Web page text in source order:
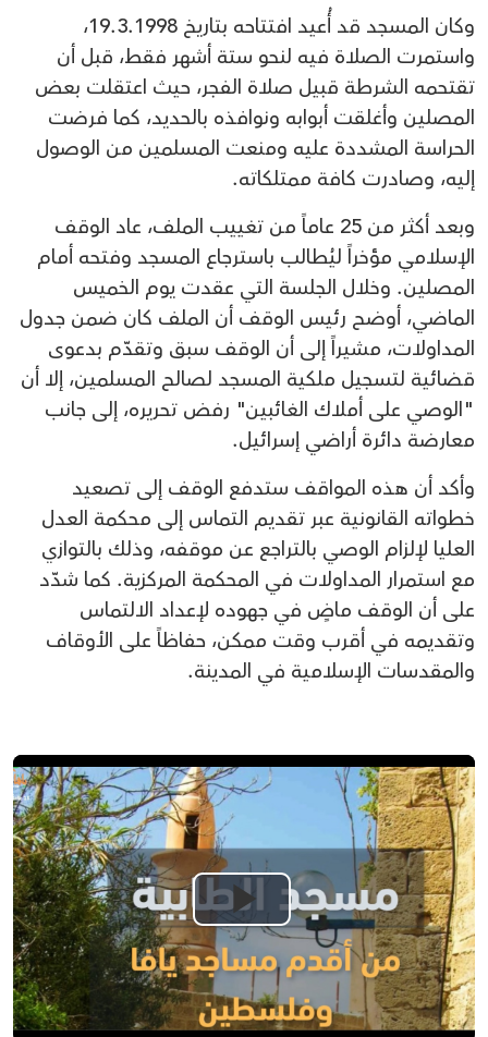
وكان المسجد قد أُعيد افتتاحه بتاريخ 19.3.1998،
واستمرت الصلاة فيه لنحو ستة أشهر فقط، قبل أن
تقتحمه الشرطة قبيل صلاة الفجر، حيث اعتقلت بعض
المصلين وأغلقت أبوابه ونوافذه بالحديد، كما فرضت
الحراسة المشددة عليه ومنعت المسلمين من الوصول
إليه، وصادرت كافة ممتلكاته.
وبعد أكثر من 25 عاماً من تغييب الملف، عاد الوقف
الإسلامي مؤخراً ليُطالب باسترجاع المسجد وفتحه أمام
المصلين. وخلال الجلسة التي عقدت يوم الخميس
الماضي، أوضح رئيس الوقف أن الملف كان ضمن جدول
المداولات، مشيراً إلى أن الوقف سبق وتقدّم بدعوى
قضائية لتسجيل ملكية المسجد لصالح المسلمين، إلا أن
"الوصي على أملاك الغائبين" رفض تحريره، إلى جانب
معارضة دائرة أراضي إسرائيل.
وأكد أن هذه المواقف ستدفع الوقف إلى تصعيد
خطواته القانونية عبر تقديم التماس إلى محكمة العدل
العليا لإلزام الوصي بالتراجع عن موقفه، وذلك بالتوازي
مع استمرار المداولات في المحكمة المركزية. كما شدّد
على أن الوقف ماضٍ في جهوده لإعداد الالتماس
وتقديمه في أقرب وقت ممكن، حفاظاً على الأوقاف
والمقدسات الإسلامية في المدينة.
Play
Video